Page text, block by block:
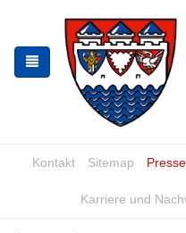
springen
springen
Kontakt Sitemap
Karriere und